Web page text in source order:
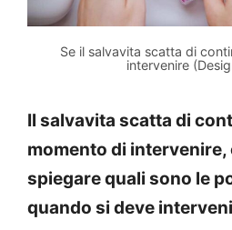
Se il salvavita scatta di
intervenire
Il salvavita scatta di
momento di intervenire,
spiegare quali sono le
quando si deve